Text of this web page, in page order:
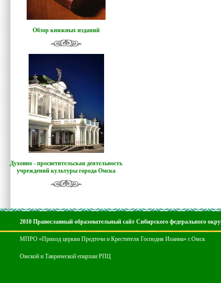
Обзор книжных изданий
Духовно - просветительская деятельность
учреждений культуры города Омска
2010 Православный образовательный сайт Сибирского федерального
МПРО «Приход церкви Предтечи и Крестителя Господня Иоанна» г.Омск
Омской и Таврической епархии РПЦ